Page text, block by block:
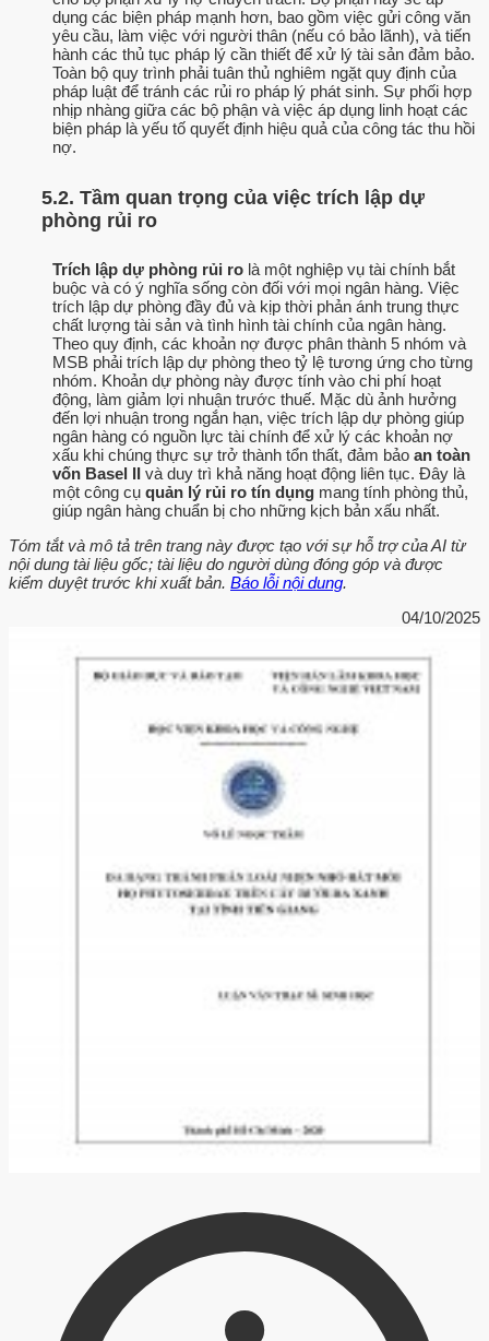
dụng các biện pháp mạnh hơn, bao gồm việc gửi công văn
yêu cầu, làm việc với người thân (nếu có bảo lãnh), và tiến
hành các thủ tục pháp lý cần thiết để xử lý tài sản đảm bảo.
Toàn bộ quy trình phải tuân thủ nghiêm ngặt quy định của
pháp luật để tránh các rủi ro pháp lý phát sinh. Sự phối hợp
nhịp nhàng giữa các bộ phận và việc áp dụng linh hoạt các
biện pháp là yếu tố quyết định hiệu quả của công tác thu hồi
nợ.
5.2. Tầm quan trọng của việc trích lập dự
phòng rủi ro
Trích lập dự phòng rủi ro là một nghiệp vụ tài chính bắt
buộc và có ý nghĩa sống còn đối với mọi ngân hàng. Việc
trích lập dự phòng đầy đủ và kịp thời phản ánh trung thực
chất lượng tài sản và tình hình tài chính của ngân hàng.
Theo quy định, các khoản nợ được phân thành 5 nhóm và
MSB phải trích lập dự phòng theo tỷ lệ tương ứng cho từng
nhóm. Khoản dự phòng này được tính vào chi phí hoạt
động, làm giảm lợi nhuận trước thuế. Mặc dù ảnh hưởng
đến lợi nhuận trong ngắn hạn, việc trích lập dự phòng giúp
ngân hàng có nguồn lực tài chính để xử lý các khoản nợ
xấu khi chúng thực sự trở thành tổn thất, đảm bảo an toàn
vốn Basel II và duy trì khả năng hoạt động liên tục. Đây là
một công cụ quản lý rủi ro tín dụng mang tính phòng thủ,
giúp ngân hàng chuẩn bị cho những kịch bản xấu nhất.
Tóm tắt và mô tả trên trang này được tạo với sự hỗ trợ của AI từ
nội dung tài liệu gốc; tài liệu do người dùng đóng góp và được
kiểm duyệt trước khi xuất bản. Báo lỗi nội dung.
04/10/2025